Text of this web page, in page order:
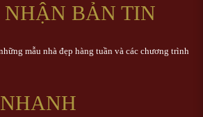
BẢN TIN
mẫu nhà đẹp hàng tuần và các chương trình